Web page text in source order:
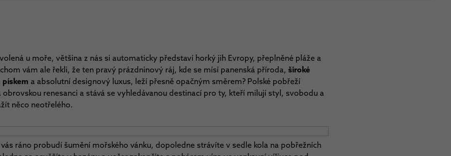
u moře, většina z nás si automaticky představí horký jih Evropy, přeplněné pláže a
vám ale řekli, že ten pravý prázdninový ráj, kde se mísí panenská příroda, široké
a absolutní designový luxus, leží přesně opačným směrem? Polské pobřeží
obrovskou renesanci a stává se vyhledávanou destinací pro ty, kteří milují styl, svobodu a
něco neotřelého.
ráno probudí šumění mořského vánku, dopoledne strávíte v sedle kola na pobřežních